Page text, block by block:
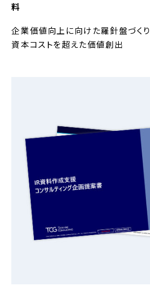
料
企業価値向上に向けた羅針盤づくり
資本コストを超えた価値創出